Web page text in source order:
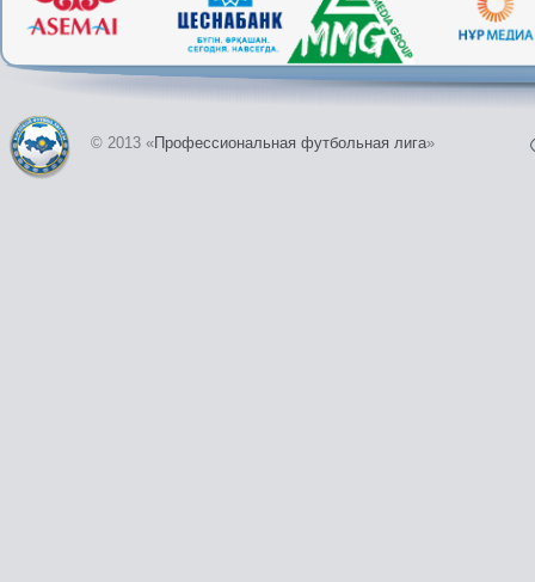
© 2013 «Профессиональная футбольная лига»